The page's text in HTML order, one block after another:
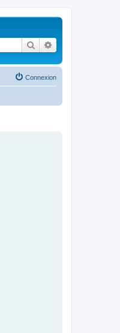
Rechercher
Connexion